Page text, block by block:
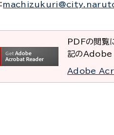
：
PDFの閲覧
記のAdobe
Adobe